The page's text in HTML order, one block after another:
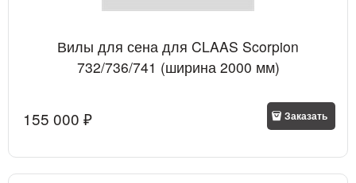
Вилы для сена для CLAAS Scorpion
732/736/741 (ширина 2000 мм)
155 000 ₽ Заказать